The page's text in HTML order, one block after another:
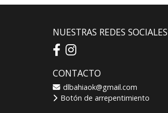
NUESTRAS REDES SOCIALES
CONTACTO
dlbahiaok@gmail.com
Botón de arrepentimiento